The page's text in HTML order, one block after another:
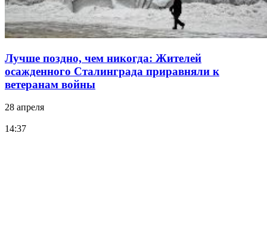
Лучше поздно, чем никогда: Жителей
осажденного Сталинграда приравняли к
ветеранам войны
28 апреля
14:37